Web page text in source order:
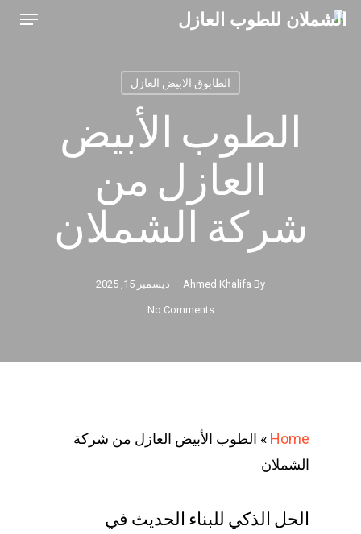
Skip
Menu
الطابوق الابيض العازل
الطوب الأبيض
العازل من
شركة الشملان
By
Ahmed Khalifa ديسمبر 15, 2025
No Comments
Home
» الطوب الأبيض العازل من شركة
الشملان
الحل الذكي للبناء الحديث في